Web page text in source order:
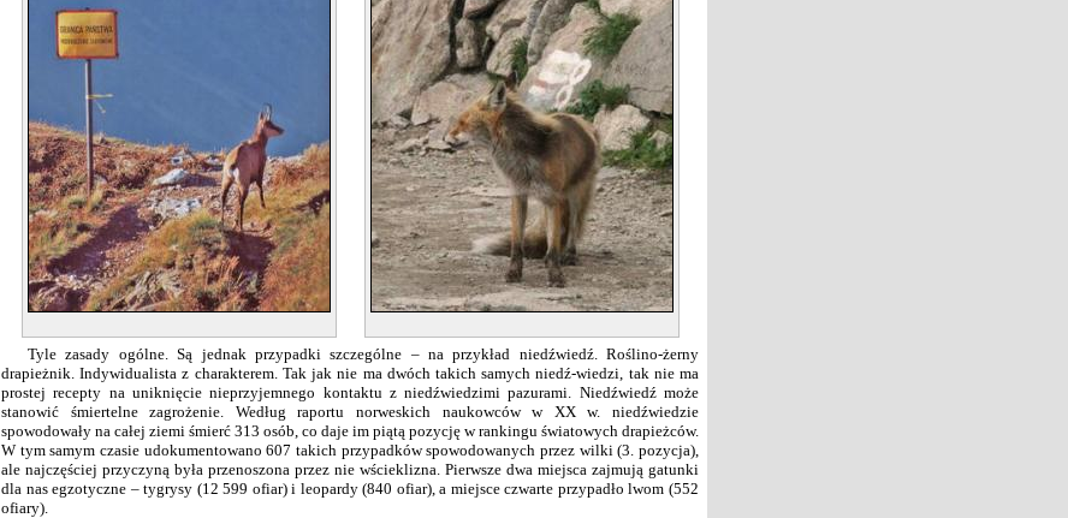
Tyle zasady ogólne. Są jednak przypadki szczególne – na przykład niedźwiedź. Roślino-żerny
drapieżnik. Indywidualista z charakterem. Tak jak nie ma dwóch takich samych niedź-wiedzi, tak nie ma
prostej recepty na uniknięcie nieprzyjemnego kontaktu z niedźwiedzimi pazurami. Niedźwiedź może
stanowić śmiertelne zagrożenie. Według raportu norweskich naukowców w XX w. niedźwiedzie
spowodowały na całej ziemi śmierć 313 osób, co daje im piątą pozycję w rankingu światowych drapieżców.
W tym samym czasie udokumentowano 607 takich przypadków spowodowanych przez wilki (3. pozycja),
ale najczęściej przyczyną była przenoszona przez nie wścieklizna. Pierwsze dwa miejsca zajmują gatunki
dla nas egzotyczne – tygrysy (12 599 ofiar) i leopardy (840 ofiar), a miejsce czwarte przypadło lwom (552
ofiary).